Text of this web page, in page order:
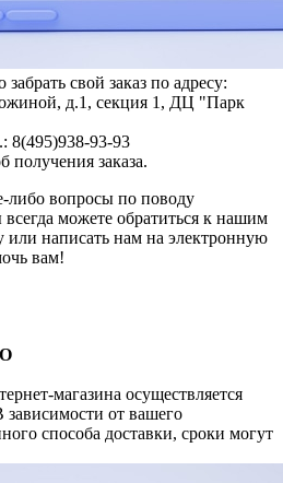
свой заказ по адресу:
д.1, секция 1, ДЦ "Парк
8(495)938-93-93
заказа.
либо вопросы по поводу
можете обратиться к нашим
или написать нам на электронную
вам!
магазина осуществляется
от вашего
способа доставки, сроки могут